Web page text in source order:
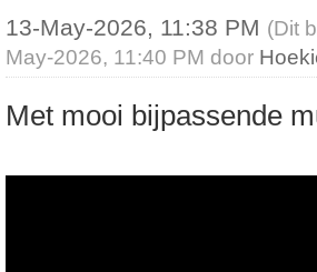
13-May-2026, 11:38 PM (Dit
May-2026, 11:40 PM door
Met mooi bijpassende